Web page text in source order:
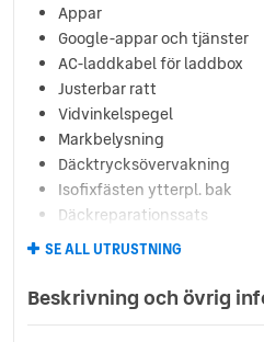
Appar
Google-appar och tjänster
AC-laddkabel för laddbox
Justerbar ratt
Vidvinkelspegel
Markbelysning
Däcktrycksövervakning
Isofixfästen ytterpl. bak
Däckreparationssats
Laminerat glas runt om
Regnsensor
Bluetooth
SE ALL UTRUSTNING
Beskrivning och övrig